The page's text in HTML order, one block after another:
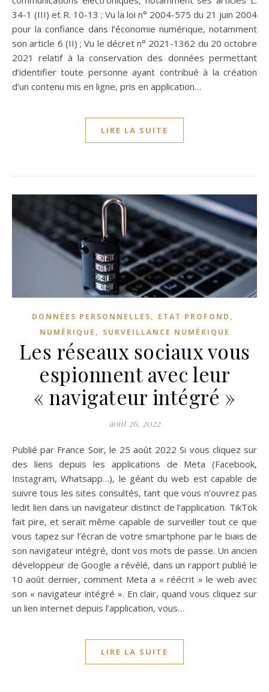
34-1 (III) et R. 10-13 ; Vu la loi n° 2004-575 du 21 juin 2004
pour la confiance dans l’économie numérique, notamment
son article 6 (II) ; Vu le décret n° 2021-1362 du 20 octobre
2021 relatif à la conservation des données permettant
d’identifier toute personne ayant contribué à la création
d’un contenu mis en ligne, pris en application…
LIRE LA SUITE
DONNÉES PERSONNELLES, ETAT PROFOND ,
NUMÉRIQUE , SURVEILLANCE NUMÉRIQUE
Les réseaux sociaux vous
espionnent avec leur
« navigateur intégré »
août 26, 2022
Publié par France Soir, le 25 août 2022 Si vous cliquez sur
des liens depuis les applications de Meta (Facebook,
Instagram, Whatsapp…), le géant du web est capable de
suivre tous les sites consultés, tant que vous n’ouvrez pas
ledit lien dans un navigateur distinct de l’application. TikTok
fait pire, et serait même capable de surveiller tout ce que
vous tapez sur l’écran de votre smartphone par le biais de
son navigateur intégré, dont vos mots de passe. Un ancien
développeur de Google a révélé, dans un rapport publié le
10 août dernier, comment Meta a « réécrit » le web avec
son « navigateur intégré ». En clair, quand vous cliquez sur
un lien internet depuis l’application, vous…
LIRE LA SUITE